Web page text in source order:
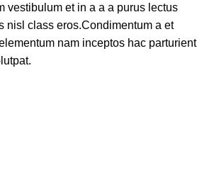
vestibulum et in a a a purus lectus
nisl class eros.Condimentum a et
nam inceptos hac parturient